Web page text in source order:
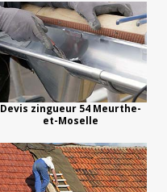
Devis zingueur 54 Meurthe-
et-Moselle